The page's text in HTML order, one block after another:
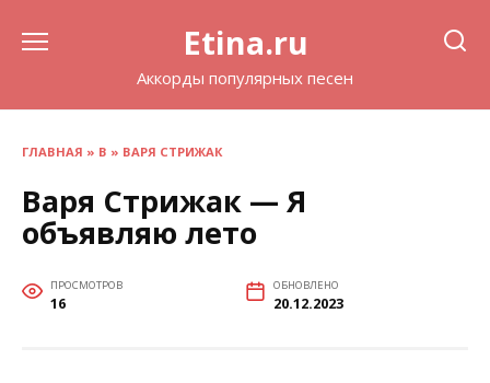
Etina.ru
Аккорды популярных песен
ГЛАВНАЯ » В » ВАРЯ СТРИЖАК
Варя Стрижак — Я
объявляю лето
ПРОСМОТРОВ
16
ОБНОВЛЕНО
20.12.2023